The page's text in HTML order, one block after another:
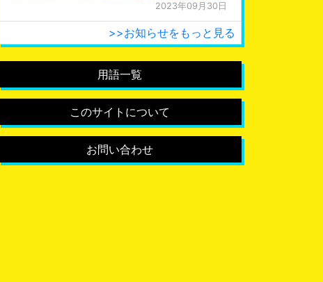
2023年09月30日
>>お知らせをもっと見る
用語一覧
このサイトについて
お問い合わせ